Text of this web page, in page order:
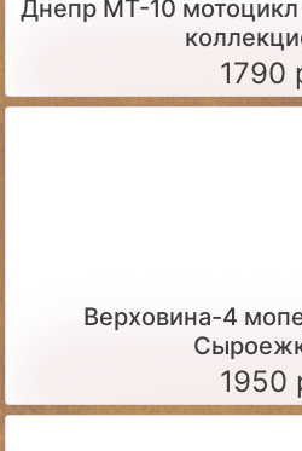
Днепр МТ-10
1790
Верховина-4
1950